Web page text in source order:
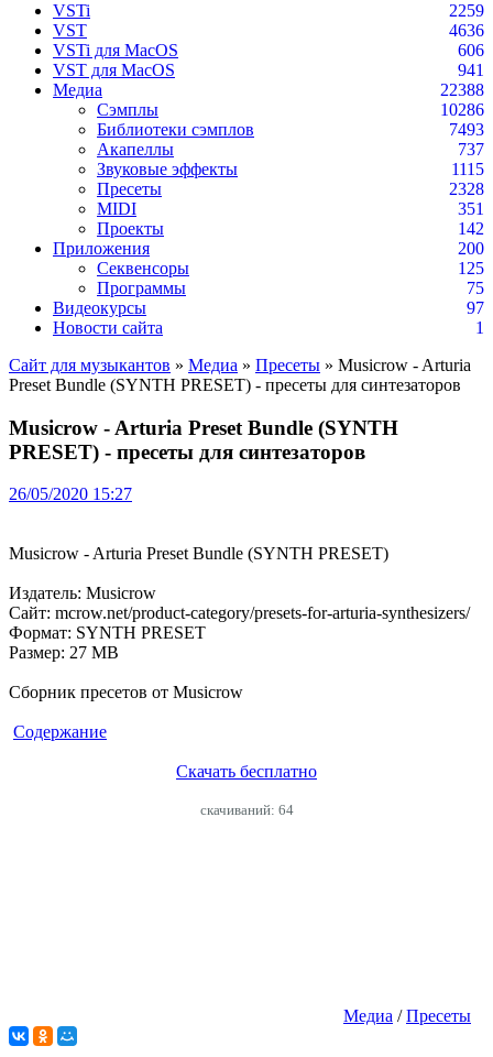
VSTi
2259
VST
4636
VSTi для MacOS
606
VST для MacOS
941
Медиа
22388
Сэмплы
10286
Библиотеки сэмплов
7493
Акапеллы
737
Звуковые эффекты
1115
Пресеты
2328
MIDI
351
Проекты
142
Приложения
200
Секвенсоры
125
Программы
75
Видеокурсы
97
Новости сайта
1
Сайт для музыкантов » Медиа » Пресеты » Musicrow - Arturia
Preset Bundle (SYNTH PRESET) - пресеты для синтезаторов
Musicrow - Arturia Preset Bundle (SYNTH
PRESET) - пресеты для синтезаторов
26/05/2020 15:27
Musicrow - Arturia Preset Bundle (SYNTH PRESET)
Издатель: Musicrow
Сайт: mcrow.net/product-category/presets-for-arturia-synthesizers/
Формат: SYNTH PRESET
Размер: 27 MB
Сборник пресетов от Musicrow
Содержание
Скачать бесплатно
cкачиваний: 64
Медиа /Пресеты